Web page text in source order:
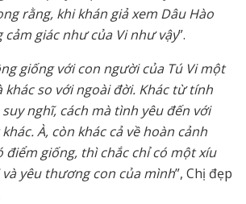
rằng, khi khán giả xem Dâu Hào
giác như của Vi như vậy”.
giống với con người của Tú Vi một
so với ngoài đời. Khác từ tính
nghĩ, cách mà tình yêu đến với
À, còn khác cả về hoàn cảnh
điểm giống, thì chắc chỉ có một xíu
yêu thương con của mình”, Chị đẹp